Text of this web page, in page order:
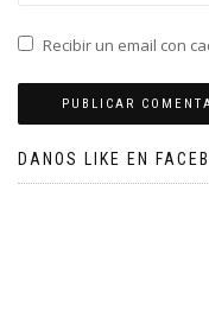
Recibir un email con
DANOS LIKE EN